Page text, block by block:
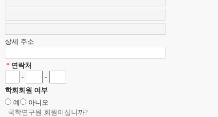
상세 주소
* 연락처
-
-
학회회원 여부
예
아니오
국학연구원 회원이십니까?